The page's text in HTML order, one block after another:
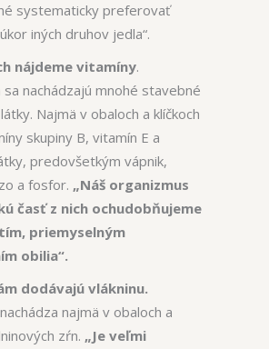
systematicky preferovať
iných druhov jedla“.
nájdeme vitamíny.
sa nachádzajú mnohé stavebné
Najmä v obaloch a klíčkoch
skupiny B, vitamín E a
predovšetkým vápnik,
a fosfor. „Náš organizmus
časť z nich ochudobňujeme
priemyselným
obilia“.
dodávajú vlákninu.
najmä v obaloch a
zŕn. „Je veľmi